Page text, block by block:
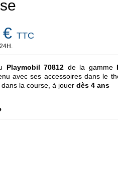
€TTC
Playmobil 70812 de la gamme
avec ses accessoires dans le
dans la course, à jouerdès 4 ans